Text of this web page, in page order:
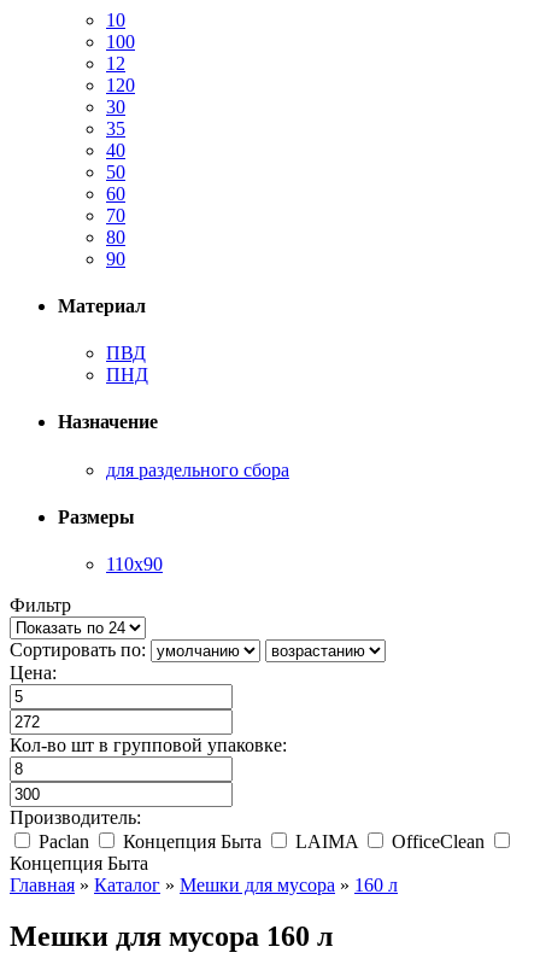
10
100
12
120
30
35
40
50
60
70
80
90
Материал
ПВД
ПНД
Назначение
для раздельного сбора
Размеры
110х90
Фильтр
Сортировать по:
Цена:
Кол-во шт в групповой упаковке:
Производитель:
Paclan
Концепция Быта LAIMA
OfficeClean
Концепция Быта
Главная » Каталог » Мешки для мусора » 160 л
Мешки для мусора 160 л